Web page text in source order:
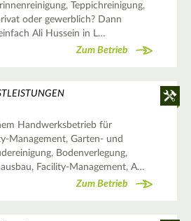
Teppichreinigung,
oder gewerblich? Dann
Ali Hussein in L…
Zum Betrieb
Handwerksbetrieb für
Management, Garten- und
Bodenverlegung,
Facility-Management, A…
Zum Betrieb